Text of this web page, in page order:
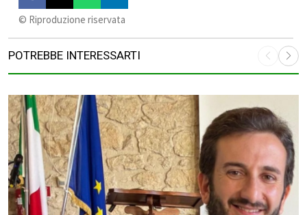
©️ Riproduzione riservata
POTREBBE INTERESSARTI